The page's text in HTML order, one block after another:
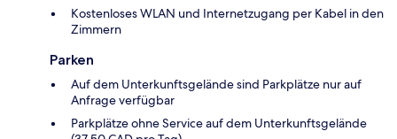
Kostenloses WLAN und Internetzugang per Kabel in den
Zimmern
Parken
Auf dem Unterkunftsgelände sind Parkplätze nur auf
Anfrage verfügbar
Parkplätze ohne Service auf dem Unterkunftsgelände